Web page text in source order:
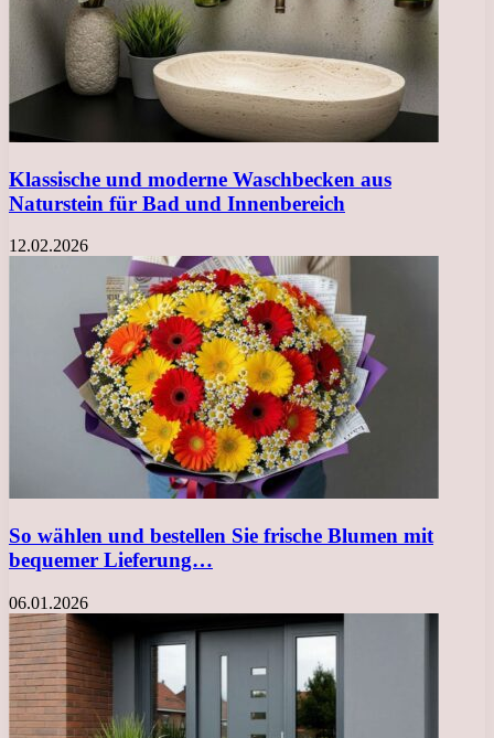
Klassische und moderne Waschbecken aus
Naturstein für Bad und Innenbereich
12.02.2026
So wählen und bestellen Sie frische Blumen mit
bequemer Lieferung…
06.01.2026